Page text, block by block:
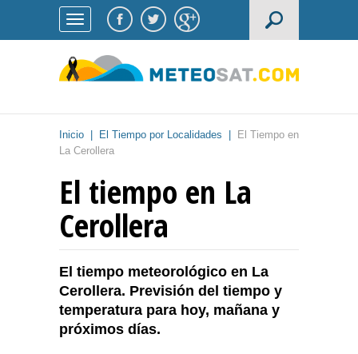
Inicio El Tiempo por Localidades
El Tiempo en
La Cerollera
El tiempo en La
Cerollera
El tiempo meteorológico en La
Cerollera. Previsión del tiempo y
temperatura para hoy, mañana y
próximos días.